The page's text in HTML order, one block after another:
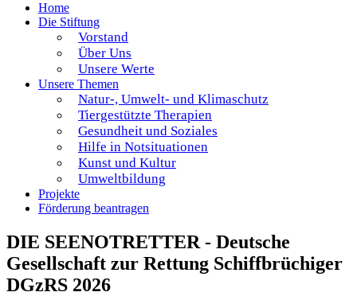
Home
Die Stiftung
Vorstand
Über Uns
Unsere Werte
Unsere Themen
Natur-, Umwelt- und Klimaschutz
Tiergestützte Therapien
Gesundheit und Soziales
Hilfe in Notsituationen
Kunst und Kultur
Umweltbildung
Projekte
Förderung beantragen
DIE SEENOTRETTER - Deutsche
Gesellschaft zur Rettung Schiffbrüchiger
DGzRS 2026